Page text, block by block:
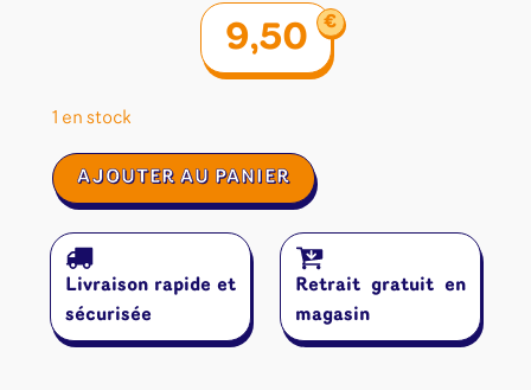
9,50 €
1 en stock
quantité
de
Mixte
Exploration
(Extension)
AJOUTER AU PANIER
Livraison rapide et
sécurisée
Retrait gratuit en
magasin